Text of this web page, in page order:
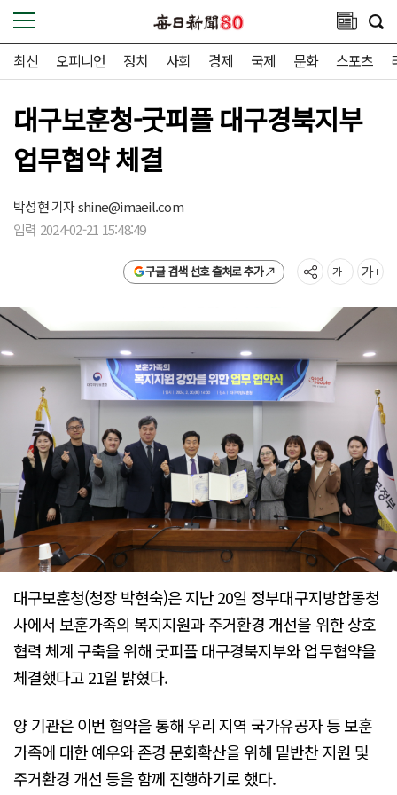
최신 오피니언 정치 사회 경제 국제 문화 스포츠
대구보훈청-굿피플 대구경북지부
업무협약 체결
박성현 기자shine@imaeil.com
입력 2024-02-21 15:48:49
구글 검색 선호 출처로 추가
대구보훈청(청장 박현숙)은 지난 20일 정부대구지방합동청
사에서 보훈가족의 복지지원과 주거환경 개선을 위한 상호
협력 체계 구축을 위해 굿피플 대구경북지부와 업무협약을
체결했다고 21일 밝혔다.
양 기관은 이번 협약을 통해 우리 지역 국가유공자 등 보훈
가족에 대한 예우와 존경 문화확산을 위해 밑반찬 지원 및
주거환경 개선 등을 함께 진행하기로 했다.